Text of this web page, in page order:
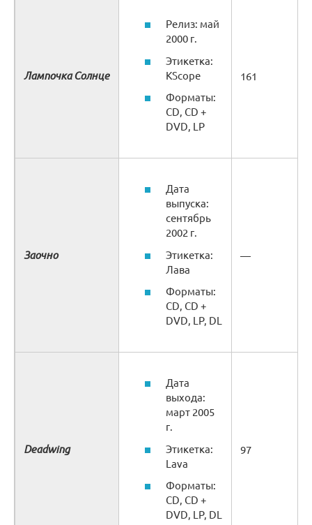
Лампочка Солнце
Релиз: май
2000 г.
Этикетка:
KScope
Форматы:
CD, CD +
DVD, LP
161
Заочно
Дата
выпуска:
сентябрь
2002 г.
Этикетка:
Лава
Форматы:
CD, CD +
DVD, LP, DL
—
Deadwing
Дата
выхода:
март 2005
г.
Этикетка:
Lava
Форматы:
CD, CD +
DVD, LP, DL
97